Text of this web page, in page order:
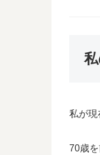
私が現
70歳